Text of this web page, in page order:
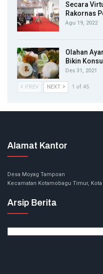
Secara
Rakornas
Agu 19, 2022
Olahan
Bikin
Des 31, 2021
PREV NEXT 1 of 45
Alamat Kantor
Desa Moyag Tampoan
Kecamatan Kotamobagu Timur,
Arsip Berita